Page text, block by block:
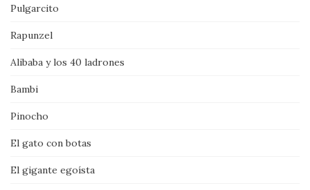
Pulgarcito
Rapunzel
Alibaba y los 40 ladrones
Bambi
Pinocho
El gato con botas
El gigante egoísta